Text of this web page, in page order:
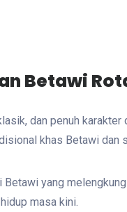
Betawi
dan penuh karakter
khas Betawi dan
yang
masa kini.